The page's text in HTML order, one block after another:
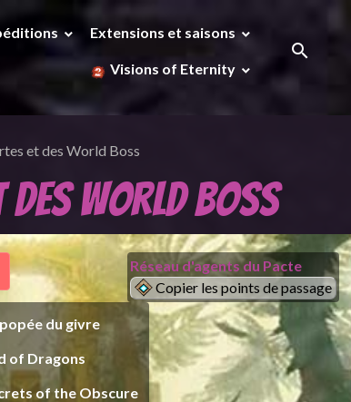
Extensions et saisons
Visions of Eternity
et des World Boss
des World Boss
Réseau d'agents du Pacte
Copier les points de passage
du givre
of Dragons
of the Obscure